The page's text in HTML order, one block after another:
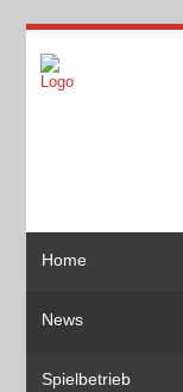
Home
News
Spielbetrieb